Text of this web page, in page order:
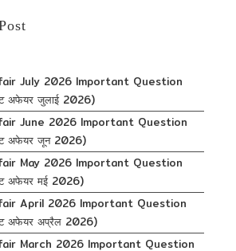
July 2026 Important Question
अफेयर जुलाई 2026)
June 2026 Important Question
अफेयर जून 2026)
May 2026 Important Question
अफेयर मई 2026)
April 2026 Important Question
अफेयर अप्रैल 2026)
March 2026 Important Question